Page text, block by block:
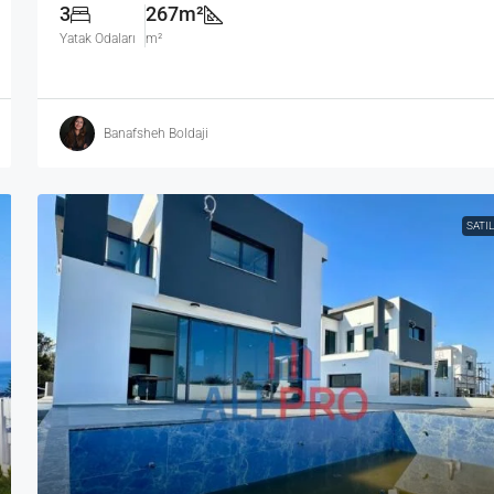
3
Yatak Odaları
267m²
m²
Banafsheh Boldaji